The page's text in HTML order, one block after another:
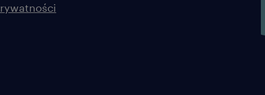
ta oferta pracy przeznaczona jest